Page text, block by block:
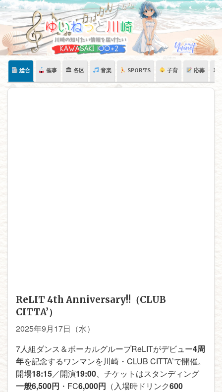
Skip
content
総合 催事 🏛 各区 音楽 SPORTS 子育 応募 🏛
ReLIT 4th Anniversary!!（CLUB
CITTA’）
2025年9月17日（水）
7人組ダンス＆ボーカルグループReLITがデビュー4周
年を記念するワンマンを川崎・CLUB CITTA’で開催。
開場18:15／開演19:00、チケットはスタンディング
一般6,500円 ・FC6,000円 （入場時ドリンク600